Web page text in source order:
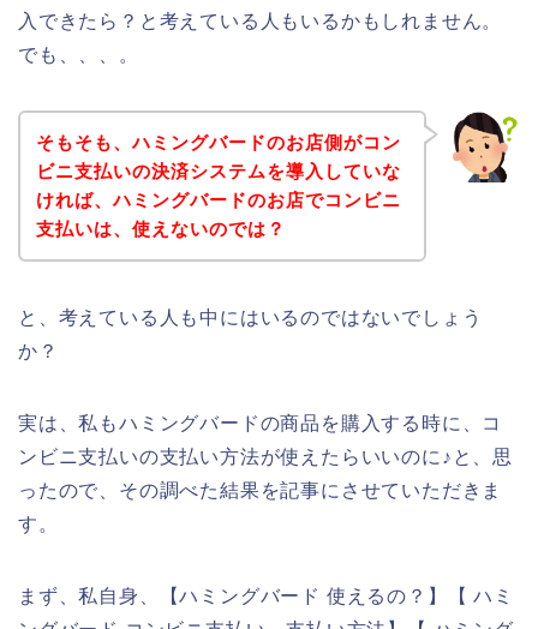
入できたら？と考えている人もいるかもしれません。
でも、、、。
そもそも、ハミングバードのお店側がコン
ビニ支払いの決済システムを導入していな
ければ、ハミングバードのお店でコンビニ
支払いは、使えないのでは？
と、考えている人も中にはいるのではないでしょう
か？
実は、私もハミングバードの商品を購入する時に、コ
ンビニ支払いの支払い方法が使えたらいいのに♪と、思
ったので、その調べた結果を記事にさせていただきま
す。
まず、私自身、【ハミングバード 使えるの？】【 ハミ